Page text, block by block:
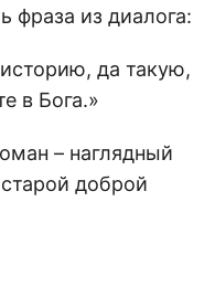
фраза из диалога:
да такую,
в Бога.»
– наглядный
доброй